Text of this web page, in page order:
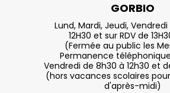
GORBIO
Lund, Mardi, Jeudi,
12H30 et sur RDV de
(Fermée au public les
Permanence
Vendredi de 8h30 à 12h30 et
(hors vacances scolaires
d'après-midi)